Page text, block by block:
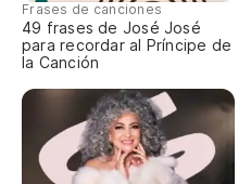
Frases de canciones
49 frases de José José
para recordar al Príncipe de
la Canción